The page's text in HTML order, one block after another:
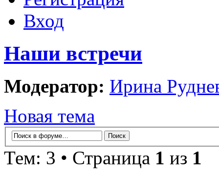
Вход
Наши встречи
Модератор: Ирина
Новая тема
Тем: 3 • Страница 1 из 1